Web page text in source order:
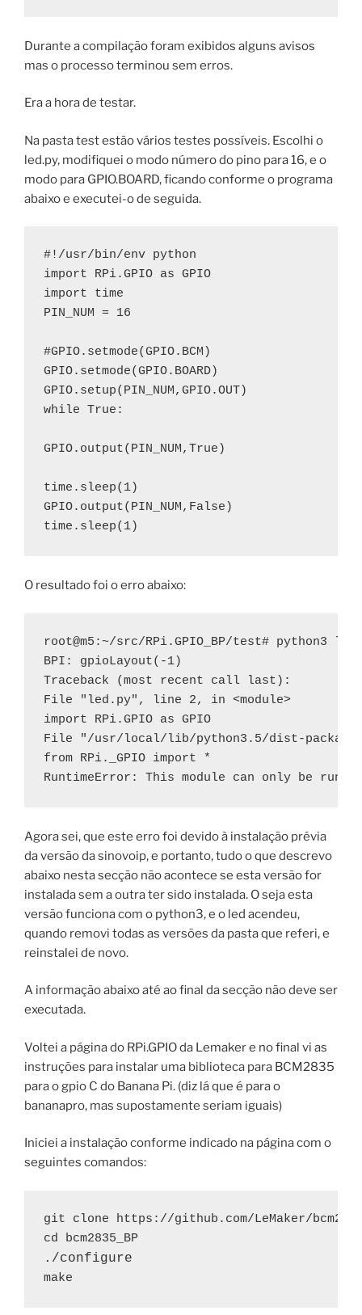
Durante a compilação foram exibidos alguns avisos
mas o processo terminou sem erros.
Era a hora de testar.
Na pasta test estão vários testes possíveis. Escolhi o
led.py, modifiquei o modo número do pino para 16, e o
modo para GPIO.BOARD, ficando conforme o programa
abaixo e executei-o de seguida.
#!/usr/bin/env python
import RPi.GPIO as GPIO
import time
PIN_NUM = 16
#GPIO.setmode(GPIO.BCM)
GPIO.setmode(GPIO.BOARD)
GPIO.setup(PIN_NUM,GPIO.OUT)
while True:
GPIO.output(PIN_NUM,True)
time.sleep(1)
GPIO.output(PIN_NUM,False)
time.sleep(1)
O resultado foi o erro abaixo:
root@m5:~/src/RPi.GPIO_BP/test# python3
BPI: gpioLayout(-1)
Traceback (most recent call last):
File "led.py", line 2, in <module>
import RPi.GPIO as GPIO
File "/usr/local/lib/python3.5/dist-
from RPi._GPIO import *
RuntimeError: This module can only be run
Agora sei, que este erro foi devido à instalação prévia
da versão da sinovoip, e portanto, tudo o que descrevo
abaixo nesta secção não acontece se esta versão for
instalada sem a outra ter sido instalada. O seja esta
versão funciona com o python3, e o led acendeu,
quando removi todas as versões da pasta que referi, e
reinstalei de novo.
A informação abaixo até ao final da secção não deve ser
executada.
Voltei a página do RPi.GPIO da Lemaker e no final vi as
instruções para instalar uma biblioteca para BCM2835
para o gpio C do Banana Pi. (diz lá que é para o
bananapro, mas supostamente seriam iguais)
Iniciei a instalação conforme indicado na página com o
seguintes comandos:
git clone https://github.com/LeMaker/
make